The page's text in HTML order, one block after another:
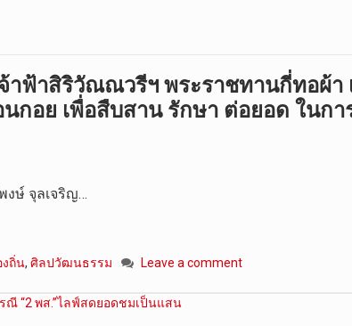
จ้าฟ้าสิริวัณณวรีฯ พระราชทานกี่ทอผ้า
กอย เพื่อสืบสาน รักษา ต่อยอด ในกา
ษ์ จุลเจริญ…
ถิ่น, ศิลปวัฒนธรรม Leave a comment